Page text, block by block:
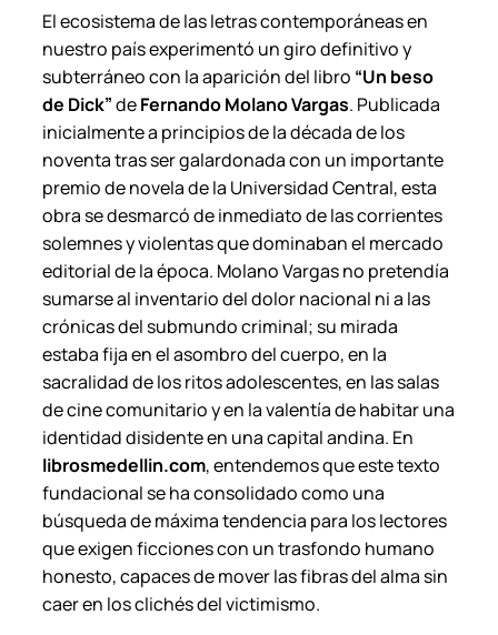
F
e
r
n
a
n
d
o
.
c
a
n
t
i
d
a
d
El ecosistema de las letras contemporáneas en
nuestro país experimentó un giro definitivo y
subterráneo con la aparición del libro “Un beso
de Dick”deFernando Molano Vargas. Publicada
inicialmente a principios de la década de los
noventa tras ser galardonada con un importante
premio de novela de la Universidad Central, esta
obra se desmarcó de inmediato de las corrientes
solemnes y violentas que dominaban el mercado
editorial de la época. Molano Vargas no pretendía
sumarse al inventario del dolor nacional ni a las
crónicas del submundo criminal; su mirada
estaba fija en el asombro del cuerpo, en la
sacralidad de los ritos adolescentes, en las salas
de cine comunitario y en la valentía de habitar una
identidad disidente en una capital andina. En
librosmedellin.com, entendemos que este texto
fundacional se ha consolidado como una
búsqueda de máxima tendencia para los lectores
que exigen ficciones con un trasfondo humano
honesto, capaces de mover las fibras del alma sin
caer en los clichés del victimismo.